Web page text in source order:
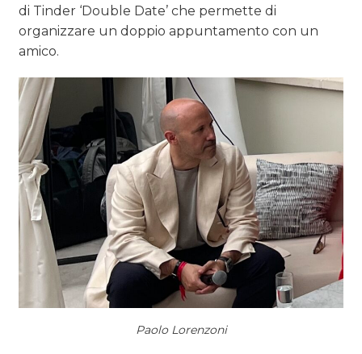
di Tinder ‘Double Date’ che permette di
organizzare un doppio appuntamento con un
amico.
Paolo Lorenzoni